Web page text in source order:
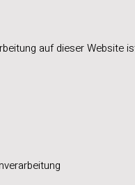
auf dieser Website